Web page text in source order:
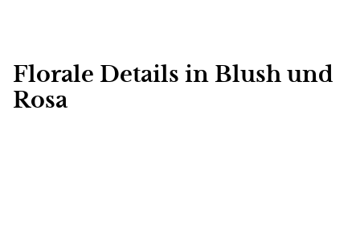
Florale Details in Blush und
Rosa